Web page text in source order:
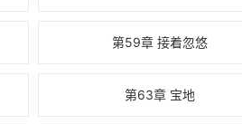
第59章 接着忽悠
第63章 宝地